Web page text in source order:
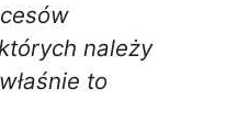
należy
to